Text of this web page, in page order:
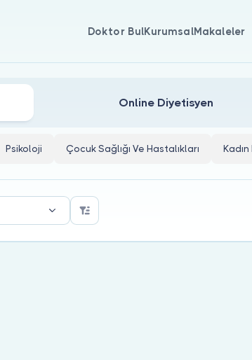
Doktor BulKurumsalMakaleler
Online Diyetisyen
Psikoloji Çocuk Sağlığı Ve Hastalıkları